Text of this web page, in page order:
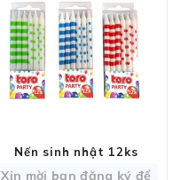
Nến sinh nhật 12ks
Xin mời bạn đăng ký để